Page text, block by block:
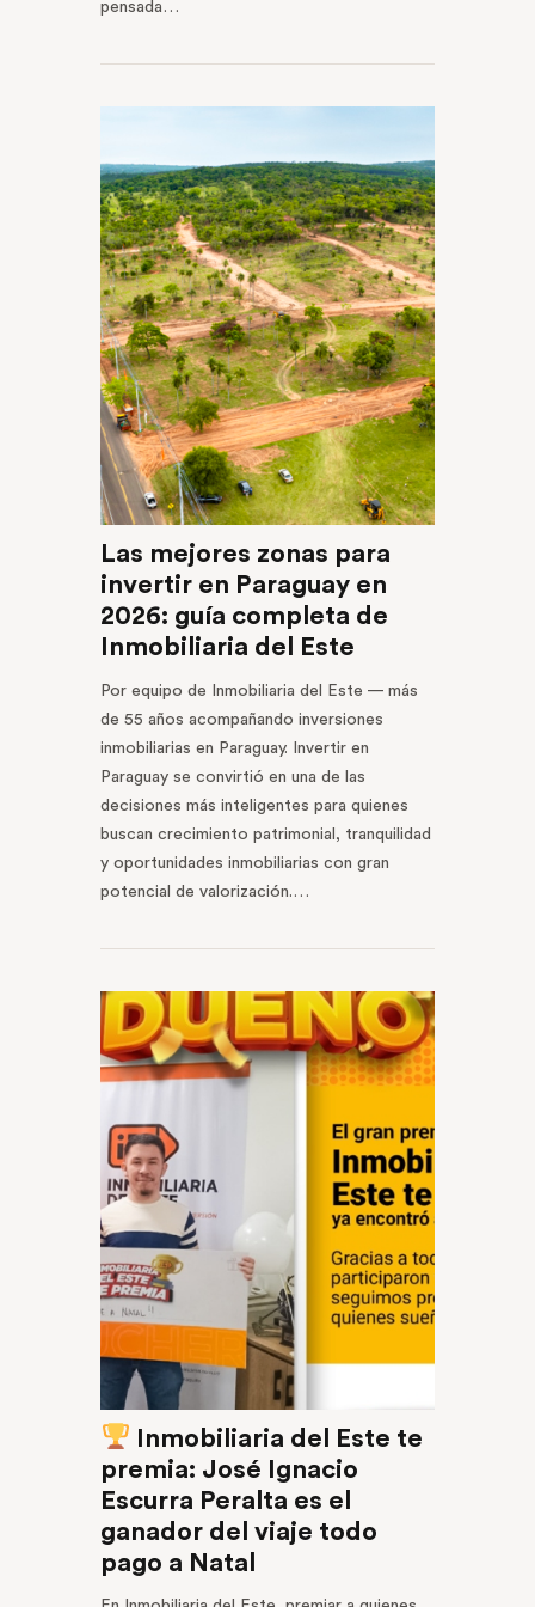
pensada…
Las mejores zonas para
invertir en Paraguay en
2026: guía completa de
Inmobiliaria del Este
Por equipo de Inmobiliaria del Este — más
de 55 años acompañando inversiones
inmobiliarias en Paraguay. Invertir en
Paraguay se convirtió en una de las
decisiones más inteligentes para quienes
buscan crecimiento patrimonial, tranquilidad
y oportunidades inmobiliarias con gran
potencial de valorización.…
Inmobiliaria del Este te
premia: José Ignacio
Escurra Peralta es el
ganador del viaje todo
pago a Natal